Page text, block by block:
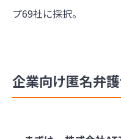
プ69社に採択。
企業向け匿名弁